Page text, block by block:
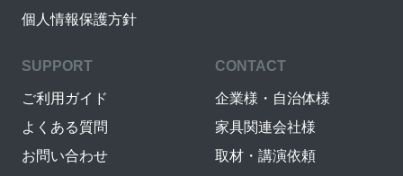
個人情報保護方針
SUPPORT
ご利用ガイド
よくある質問
お問い合わせ
CONTACT
企業様・自治体様
家具関連会社様
取材・講演依頼